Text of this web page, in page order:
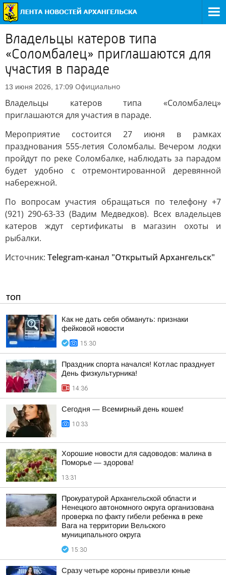
Владельцы катеров типа
«Соломбалец» приглашаются для
участия в параде
13 июня 2026, 17:09 Официально
Владельцы катеров типа «Соломбалец»
приглашаются для участия в параде.
Мероприятие состоится 27 июня в рамках
празднования 555-летия Соломбалы. Вечером лодки
пройдут по реке Соломбалке, наблюдать за парадом
будет удобно с отремонтированной деревянной
набережной.
По вопросам участия обращаться по телефону +7
(921) 290-63-33 (Вадим Медведков). Всех владельцев
катеров ждут сертификаты в магазин охоты и
рыбалки.
Источник: Telegram-канал "Открытый Архангельск"
ТОП
Как не дать себя обмануть: признаки
фейковой новости
15:30
Праздник спорта начался! Котлас празднует
День физкультурника!
14:36
Сегодня — Всемирный день кошек!
10:33
Хорошие новости для садоводов: малина в
Поморье — здорова!
13:31
Прокуратурой Архангельской области и
Ненецкого автономного округа организована
проверка по факту гибели ребенка в реке
Вага на территории Вельского
муниципального округа
15:30
Сразу четыре короны привезли юные